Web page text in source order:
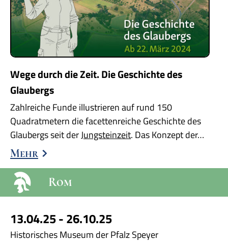
Wege durch die Zeit. Die Geschichte des
Glaubergs
Zahlreiche Funde illustrieren auf rund 150
Quadratmetern die facettenreiche Geschichte des
Glaubergs seit derJungsteinzeit. Das Konzept der…
Mehr
Rom
13.04.25 - 26.10.25
Historisches Museum der Pfalz Speyer